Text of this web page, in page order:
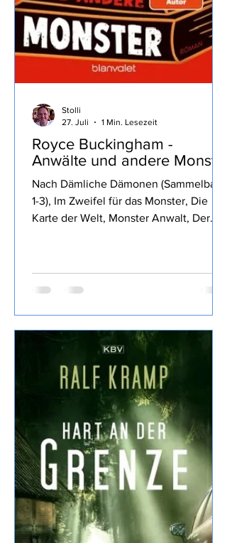
Anwälte und andere Monster
Nach Dämliche Dämonen (Sammelband
glorreichen Sechs von Royce
Buckingham ich mich für Anwälte und
andere Monster entschieden, den
Inhalt findet Ihr im o.a Link daher wie
üblich meine eigene Meinung: Fazit:
Nun, die vorigen Bände haben mir
besser gefallen, dass Dennis früh
sterben musste war ein
Wermutstropfen, war aber irgendwie ne
Stolli
27. Juli
1 Min. Lesezeit